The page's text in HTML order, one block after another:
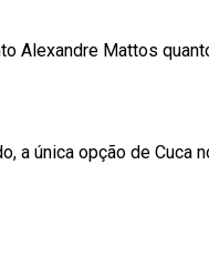
Alexandre Mattos
a única opção de Cuca